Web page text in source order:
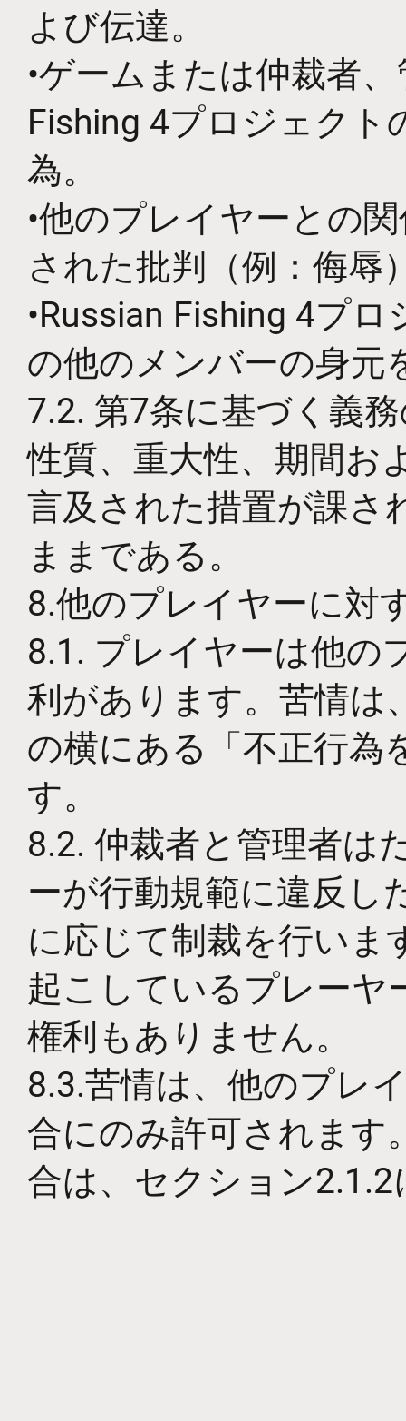
よび伝達。
•ゲームまたは仲裁者
Fishing 4プロジェクト
為。
•他のプレイヤーとの
された批判（例：侮辱
•Russian Fishing 4プ
の他のメンバーの身元
7.2. 第7条に基づく義
性質、重大性、期間お
言及された措置が課さ
ままである。
8.他のプレイヤーに対
8.1. プレイヤーは他の
利があります。苦情は
の横にある「不正行為
す。
8.2. 仲裁者と管理者は
ーが行動規範に違反し
に応じて制裁を行いま
起こしているプレーヤ
権利もありません。
8.3.苦情は、他のプレ
合にのみ許可されます
合は、セクション